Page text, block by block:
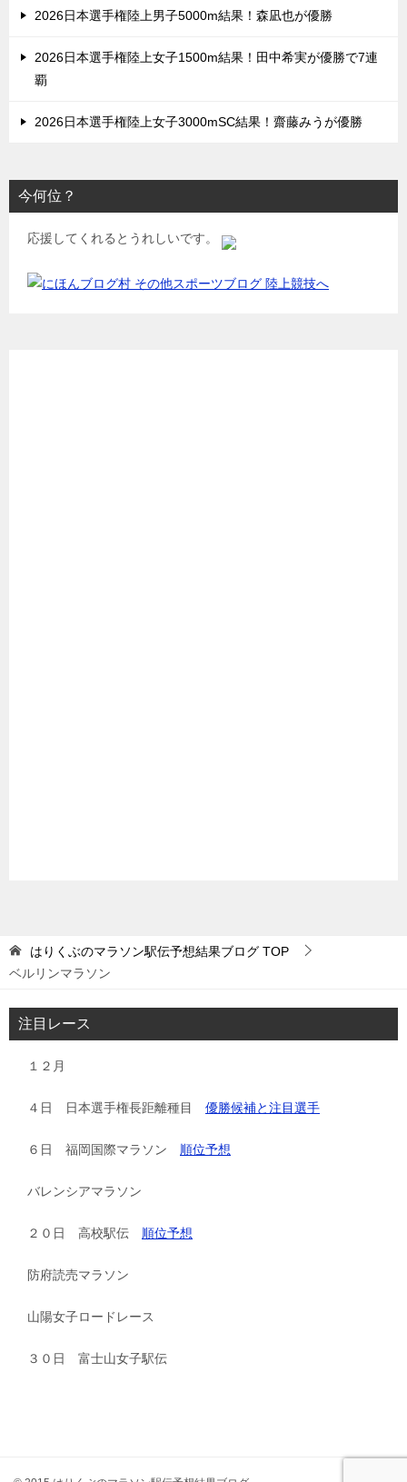
2026日本選手権陸上男子5000m結果！森凪也が優勝
2026日本選手権陸上女子1500m結果！田中希実が優勝で7連
覇
2026日本選手権陸上女子3000mSC結果！齋藤みうが優勝
今何位？
応援してくれるとうれしいです。
はりくぶのマラソン駅伝予想結果ブログ TOP
ベルリンマラソン
注目レース
１２月
４日 日本選手権長距離種目 優勝候補と注目選手
６日 福岡国際マラソン 順位予想
バレンシアマラソン
２０日 高校駅伝 順位予想
防府読売マラソン
山陽女子ロードレース
３０日 富士山女子駅伝